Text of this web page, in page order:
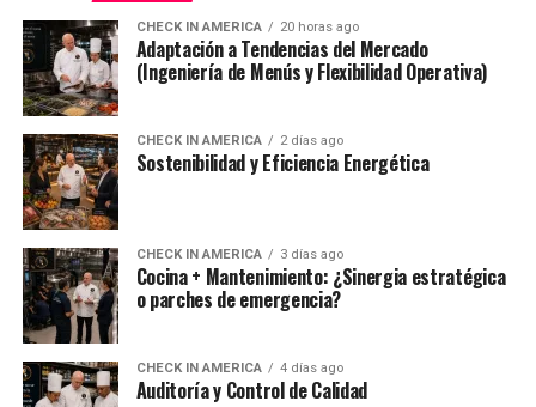
CHECK IN AMERICA 20 horas ago
Adaptación a Tendencias del Mercado
(Ingeniería de Menús y Flexibilidad Operativa)
CHECK IN AMERICA 2 días ago
Sostenibilidad y Eficiencia Energética
CHECK IN AMERICA 3 días ago
Cocina + Mantenimiento: ¿Sinergia estratégica
o parches de emergencia?
CHECK IN AMERICA 4 días ago
Auditoría y Control de Calidad